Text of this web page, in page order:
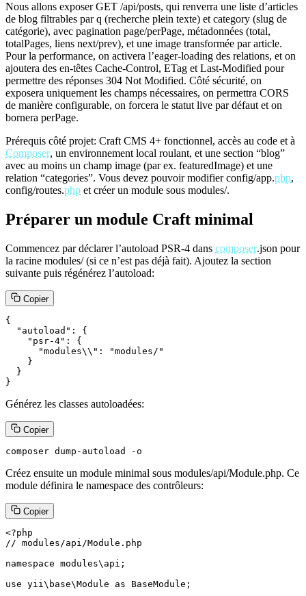
Nous allons exposer GET /api/posts, qui renverra une liste d’articles
de blog filtrables par q (recherche plein texte) et category (slug de
catégorie), avec pagination page/perPage, métadonnées (total,
totalPages, liens next/prev), et une image transformée par article.
Pour la performance, on activera l’eager‑loading des relations, et on
ajoutera des en‑têtes Cache-Control, ETag et Last-Modified pour
permettre des réponses 304 Not Modified. Côté sécurité, on
exposera uniquement les champs nécessaires, on permettra CORS
de manière configurable, on forcera le statut live par défaut et on
bornera perPage.
Prérequis côté projet: Craft CMS 4+ fonctionnel, accès au code et à
Composer, un environnement local roulant, et une section “blog”
avec au moins un champ image (par ex. featuredImage) et une
relation “categories”. Vous devez pouvoir modifier config/app.php,
config/routes.php et créer un module sous modules/.
Préparer un module Craft minimal
Commencez par déclarer l’autoload PSR‑4 dans composer.json pour
la racine modules/ (si ce n’est pas déjà fait). Ajoutez la section
suivante puis régénérez l’autoload:
Copier
{
  "autoload": {
    "psr-4": {
      "modules\\": "modules/"
    }
  }
}
Générez les classes autoloadées:
Copier
composer dump-autoload -o
Créez ensuite un module minimal sous modules/api/Module.php. Ce
module définira le namespace des contrôleurs:
Copier
<?php
// modules/api/Module.php
namespace modules\api;
use yii\base\Module as BaseModule;